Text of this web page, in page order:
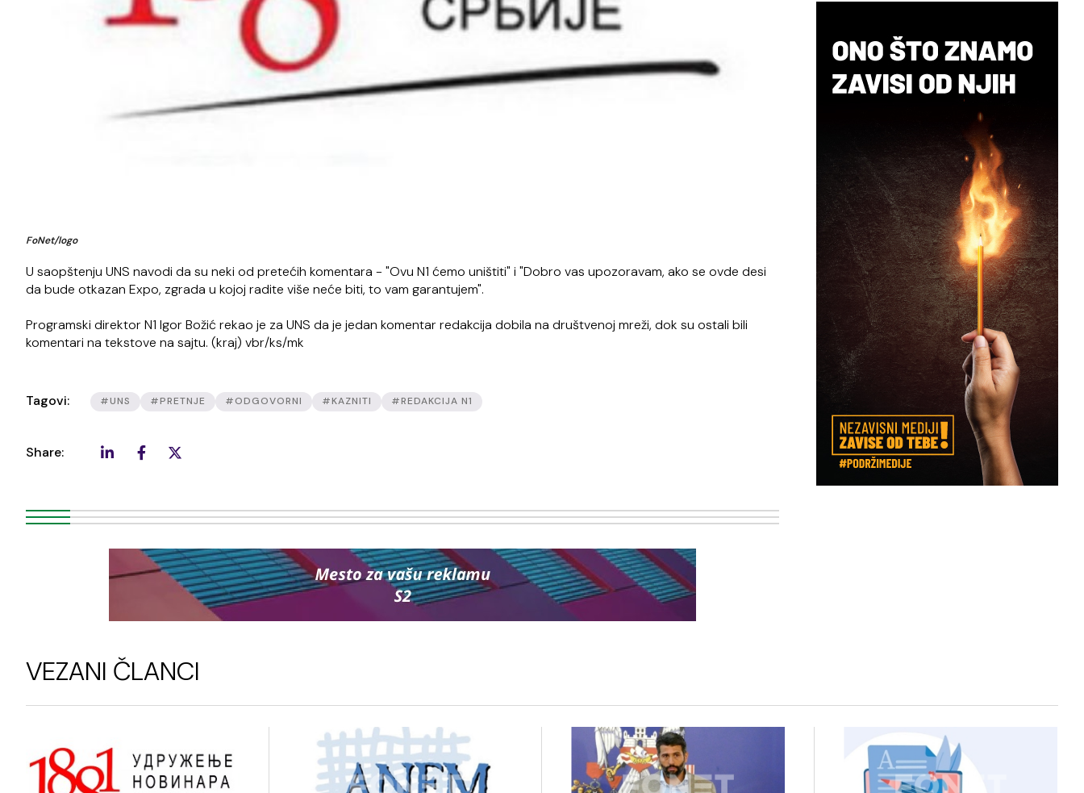
FoNet/logo
U saopštenju UNS navodi da su neki od pretećih komentara - "Ovu N1 ćemo uništiti" i "Dobro vas upozoravam, ako se ovde desi
da bude otkazan Expo, zgrada u kojoj radite više neće biti, to vam garantujem".
Programski direktor N1 Igor Božić rekao je za UNS da je jedan komentar redakcija dobila na društvenoj mreži, dok su ostali bili
komentari na tekstove na sajtu. (kraj) vbr/ks/mk
Tagovi: #UNS #PRETNJE #ODGOVORNI #KAZNITI #REDAKCIJA N1
Share:
VEZANI ČLANCI